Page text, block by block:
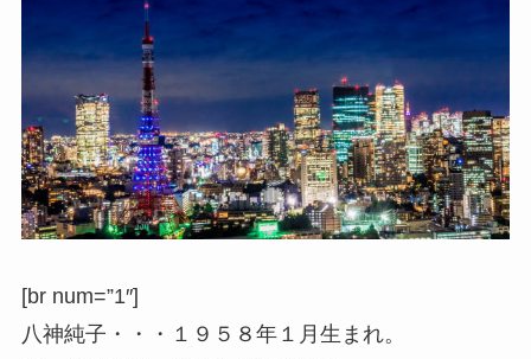
[br num=”1″]
八神純子・・・１９５８年１月生まれ。